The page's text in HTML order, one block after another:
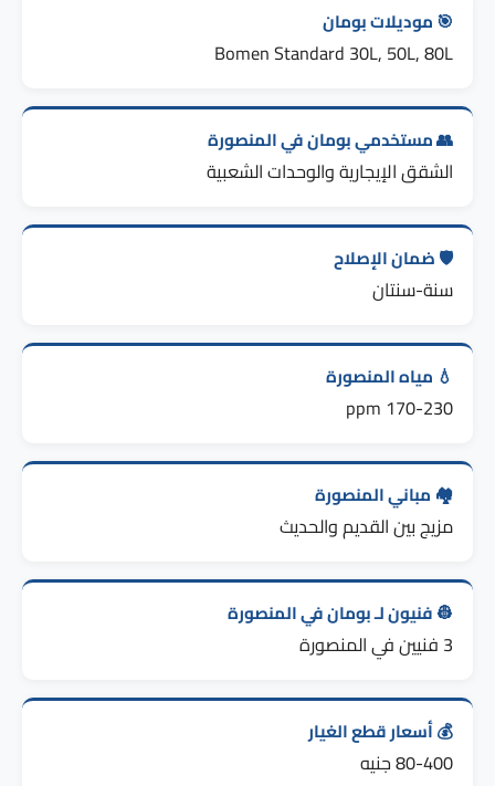
🎯 موديلات بومان
Bomen Standard 30L, 50L, 80L
👥 مستخدمي بومان في المنصورة
الشقق الإيجارية والوحدات الشعبية
🛡️ ضمان الإصلاح
سنة-سنتان
💧 مياه المنصورة
170-230 ppm
🏘️ مباني المنصورة
مزيج بين القديم والحديث
👷 فنيون لـ بومان في المنصورة
3 فنيين في المنصورة
💰 أسعار قطع الغيار
80-400 جنيه